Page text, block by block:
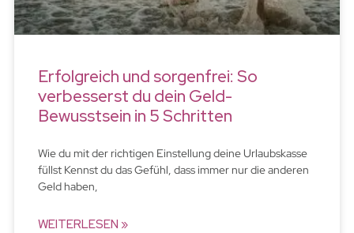
Erfolgreich und sorgenfrei: So
verbesserst du dein Geld-
Bewusstsein in 5 Schritten
Wie du mit der richtigen Einstellung deine Urlaubskasse
füllst Kennst du das Gefühl, dass immer nur die anderen
Geld haben,
WEITERLESEN »